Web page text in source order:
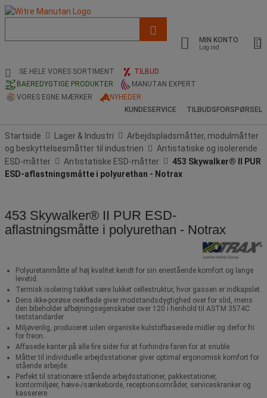
og
søgehistorik
MIN KONTO
Log ind
SE HELE VORES SORTIMENT
TILBUD
BAEREDYGTIGE PRODUKTER
MANUTAN EXPERT
VORES EGNE MÆRKER
NYHEDER
KUNDESERVICE
TILBUDSFORSPØRSEL
Startside Lager & Industri
Arbejdspladsmåtter, modulmåtter
og beskyttelsesmåtter til industrien
Antistatiske og isolerende
ESD-måtter
Antistatiske ESD-måtter
453 Skywalker® II PUR
ESD-aflastningsmåtte i polyurethan - Notrax
453 Skywalker® II PUR ESD-
aflastningsmåtte i polyurethan - Notrax
Polyuretanmåtte af høj kvalitet kendt for sin enestående komfort og lange
levetid.
Termisk isolering takket være lukket cellestruktur, hvor gassen er indkapslet.
Dens ikke-porøse overflade giver modstandsdygtighed over for slid, mens
den bibeholder afbøjningsegenskaber over 120 i henhold til ASTM 3574C
teststandarder.
Miljøvenlig, produceret uden organiske kulstofbaserede midler og derfor fri
for freon.
Affasede kanter på alle fire sider for at forhindre faren for at snuble.
Måtter til individuelle arbejdsstationer giver optimal ergonomisk komfort for
stående arbejde.
Perfekt til stationære stående arbejdsstationer, pakkestationer,
kontormiljøer, hæve-/sænkeborde, receptionsområder, serviceskranker og
kasserere.